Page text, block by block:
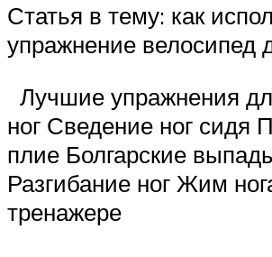
Статья в тему: как
упражнение велосипед
Лучшие упражнения
ног Сведение ног сидя
плие Болгарские
Разгибание ног Жим
тренажере